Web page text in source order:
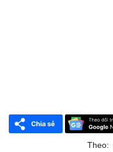
Theo: